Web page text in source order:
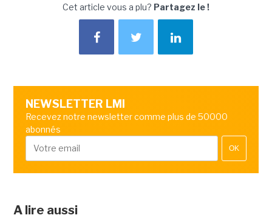
Cet article vous a plu? Partagez le !
NEWSLETTER LMI
Recevez notre newsletter comme plus de 50000
abonnés
OK
A lire aussi